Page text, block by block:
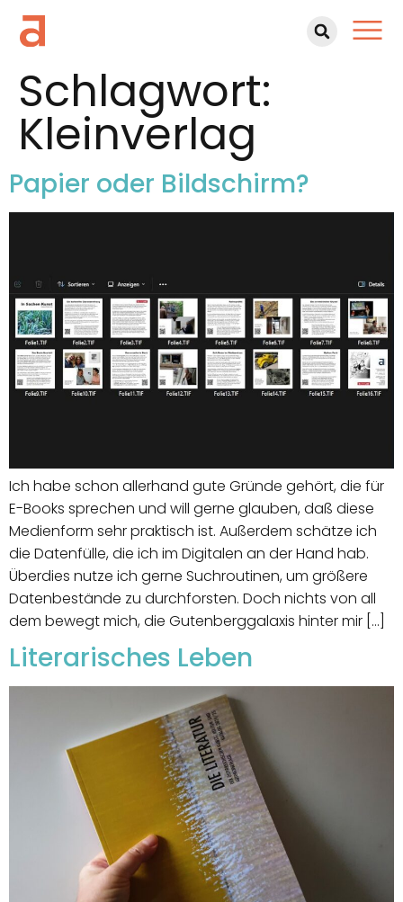
Schlagwort:
Kleinverlag
Papier oder Bildschirm?
Ich habe schon allerhand gute Gründe gehört, die für
E-Books sprechen und will gerne glauben, daß diese
Medienform sehr praktisch ist. Außerdem schätze ich
die Datenfülle, die ich im Digitalen an der Hand hab.
Überdies nutze ich gerne Suchroutinen, um größere
Datenbestände zu durchforsten. Doch nichts von all
dem bewegt mich, die Gutenberggalaxis hinter mir […]
Literarisches Leben